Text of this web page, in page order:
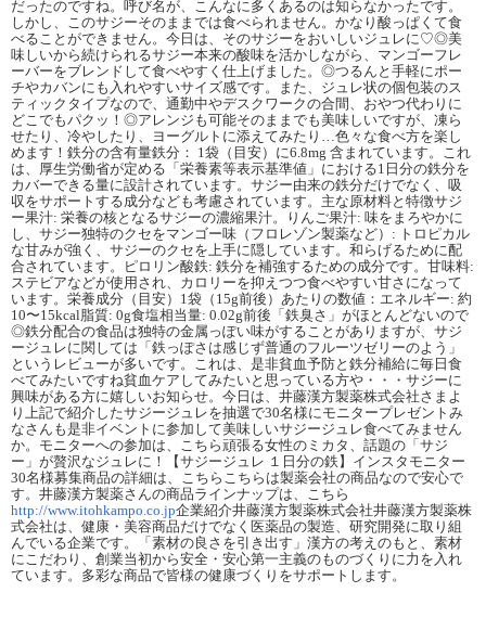
だったのですね。呼び名が、こんなに多くあるのは知らなかったです。
しかし、このサジーそのままでは食べられません。かなり酸っぱくて食
べることができません。今日は、そのサジーをおいしいジュレに♡◎美
味しいから続けられるサジー本来の酸味を活かしながら、マンゴーフレ
ーバーをブレンドして食べやすく仕上げました。◎つるんと手軽にポー
チやカバンにも入れやすいサイズ感です。また、ジュレ状の個包装のス
ティックタイプなので、通勤中やデスクワークの合間、おやつ代わりに
どこでもパクッ！◎アレンジも可能そのままでも美味しいですが、凍ら
せたり、冷やしたり、ヨーグルトに添えてみたり…色々な食べ方を楽し
めます！鉄分の含有量鉄分： 1袋（目安）に6.8mg 含まれています。これ
は、厚生労働省が定める「栄養素等表示基準値」における1日分の鉄分を
カバーできる量に設計されています。サジー由来の鉄分だけでなく、吸
収をサポートする成分なども考慮されています。主な原材料と特徴サジ
ー果汁: 栄養の核となるサジーの濃縮果汁。りんご果汁: 味をまろやかに
し、サジー独特のクセをマンゴー味（フロレゾン製薬など）: トロピカル
な甘みが強く、サジーのクセを上手に隠しています。和らげるために配
合されています。ピロリン酸鉄: 鉄分を補強するための成分です。甘味料:
ステビアなどが使用され、カロリーを抑えつつ食べやすい甘さになって
います。栄養成分（目安）1袋（15g前後）あたりの数値：エネルギー: 約
10〜15kcal脂質: 0g食塩相当量: 0.02g前後「鉄臭さ」がほとんどないので
◎鉄分配合の食品は独特の金属っぽい味がすることがありますが、サジ
ージュレに関しては「鉄っぽさは感じず普通のフルーツゼリーのよう」
というレビューが多いです。これは、是非貧血予防と鉄分補給に毎日食
べてみたいですね貧血ケアしてみたいと思っている方や・・・サジーに
興味がある方に嬉しいお知らせ。今日は、井藤漢方製薬株式会社さまよ
り上記で紹介したサジージュレを抽選で30名様にモニタープレゼントみ
なさんも是非イベントに参加して美味しいサジージュレ食べてみません
か。モニターへの参加は、こちら頑張る女性のミカタ、話題の「サジ
ー」が贅沢なジュレに！【サジージュレ １日分の鉄】インスタモニター
30名様募集商品の詳細は、こちらこちらは製薬会社の商品なので安心で
す。井藤漢方製薬さんの商品ラインナップは、こちら
http://www.itohkampo.co.jp企業紹介井藤漢方製薬株式会社井藤漢方製薬株
式会社は、健康・美容商品だけでなく医薬品の製造、研究開発に取り組
んでいる企業です。「素材の良さを引き出す」漢方の考えのもと、素材
にこだわり、創業当初から安全・安心第一主義のものづくりに力を入れ
ています。多彩な商品で皆様の健康づくりをサポートします。